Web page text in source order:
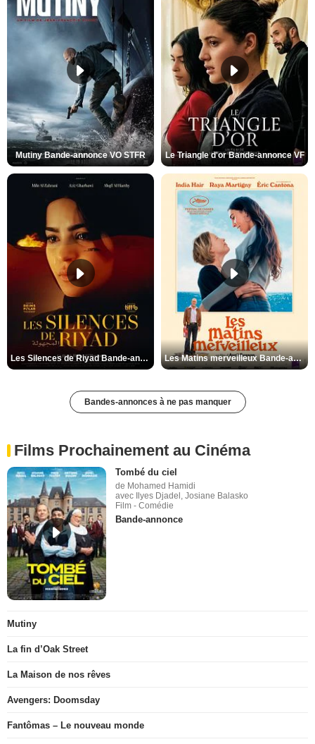
Mutiny Bande-annonce VO STFR Le Triangle d'or Bande-annonce VF
Les Silences de Riyad Bande-annonce VO STFR Les Matins merveilleux Bande-annonce VF
Bandes-annonces à ne pas manquer
Films Prochainement au Cinéma
Tombé du ciel
de Mohamed Hamidi
avec Ilyes Djadel, Josiane Balasko
Film - Comédie
Bande-annonce
Mutiny
La fin d’Oak Street
La Maison de nos rêves
Avengers: Doomsday
Fantômas – Le nouveau monde